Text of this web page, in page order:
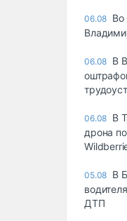
06.08 Во
06.08 В
06.08 В
дрона
05.08 В
ДТП